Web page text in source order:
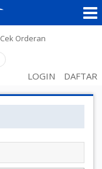
Cek Orderan
LOGIN DAFTAR